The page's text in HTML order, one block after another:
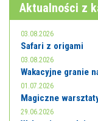
E-INFORMATOR
O NAS
Aktualności z
03.08.2026
Safari z origami
03.08.2026
Wakacyjne granie
01.07.2026
Magiczne
29.06.2026